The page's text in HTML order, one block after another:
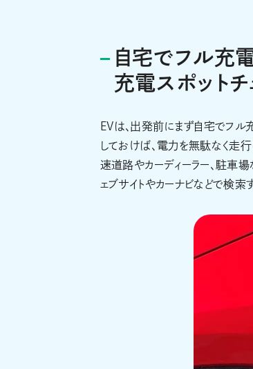
自宅でフル充電
充電スポットチ
EVは、出発前にまず自宅でフル
しておけば、電力を無駄なく走
速道路やカーディーラー、駐車
ェブサイトやカーナビなどで検